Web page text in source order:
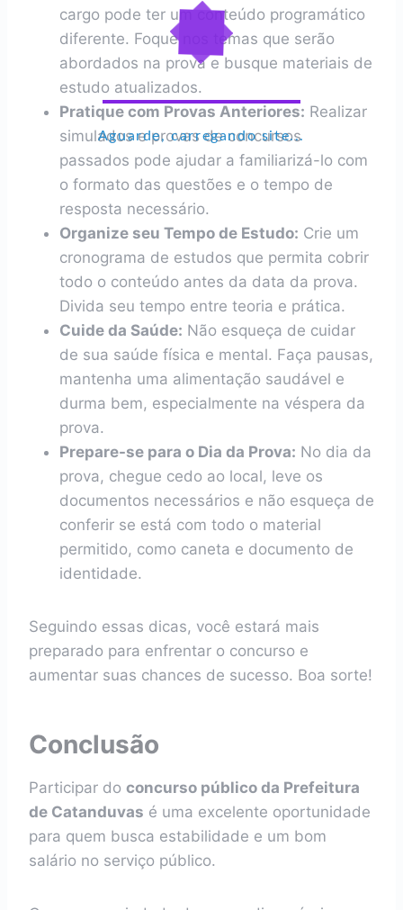
Aguarde, carregando site...
cargo pode ter um conteúdo programático
diferente. Foque nos temas que serão
abordados na prova e busque materiais de
estudo atualizados.
Pratique com Provas Anteriores: Realizar
simulados e provas de concursos
passados pode ajudar a familiarizá-lo com
o formato das questões e o tempo de
resposta necessário.
Organize seu Tempo de Estudo: Crie um
cronograma de estudos que permita cobrir
todo o conteúdo antes da data da prova.
Divida seu tempo entre teoria e prática.
Cuide da Saúde: Não esqueça de cuidar
de sua saúde física e mental. Faça pausas,
mantenha uma alimentação saudável e
durma bem, especialmente na véspera da
prova.
Prepare-se para o Dia da Prova: No dia da
prova, chegue cedo ao local, leve os
documentos necessários e não esqueça de
conferir se está com todo o material
permitido, como caneta e documento de
identidade.
Seguindo essas dicas, você estará mais
preparado para enfrentar o concurso e
aumentar suas chances de sucesso. Boa sorte!
Conclusão
Participar do concurso público da Prefeitura
de Catanduvas é uma excelente oportunidade
para quem busca estabilidade e um bom
salário no serviço público.